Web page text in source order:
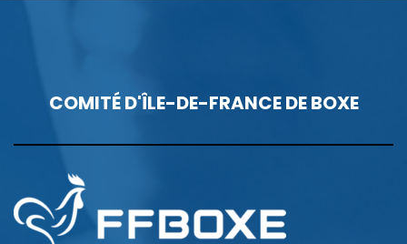
COMITÉ D'ÎLE-DE-FRANCE DE BOXE